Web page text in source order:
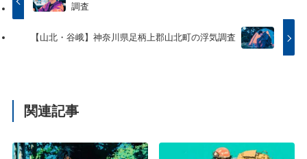
調査
【山北・谷峨】神奈川県足柄上郡山北町の浮気調査
関連記事